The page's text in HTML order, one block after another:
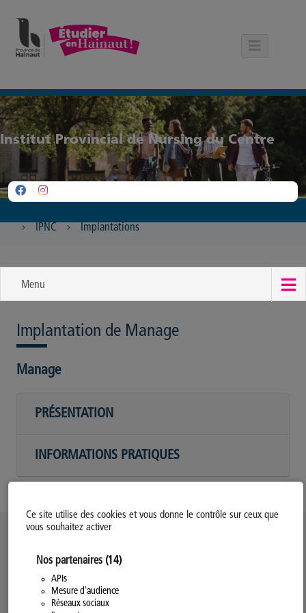
Ce site utilise des cookies et vous donne le contrôle sur ceux que
vous souhaitez activer
Nos partenaires (14)
APIs
Mesure d'audience
Réseaux sociaux
Institut Provincial de Nursing du Centre
IPNC Implantations
Menu
Implantation de Manage
Manage
PRÉSENTATION
INFORMATIONS PRATIQUES
Modifiez votre consentement
Politique Générale de Confidentialité